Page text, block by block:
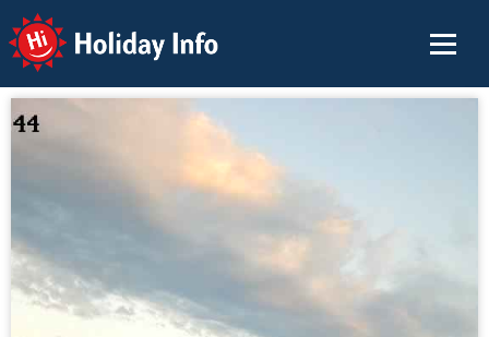
Holiday Info